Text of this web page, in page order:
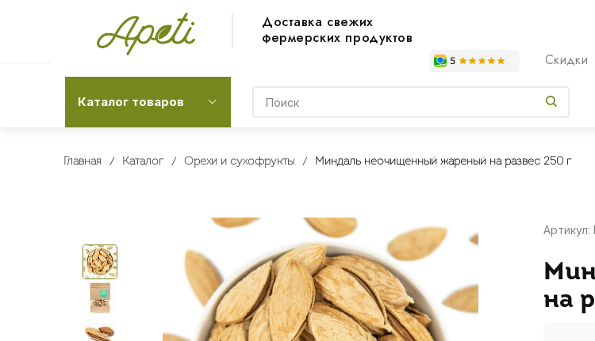
Доставка свежих
фермерских продуктов
Скидки
Каталог товаров
Главная Каталог Орехи и сухофрукты Миндаль неочищенный жареный на развес 250 г
Артикул:
на